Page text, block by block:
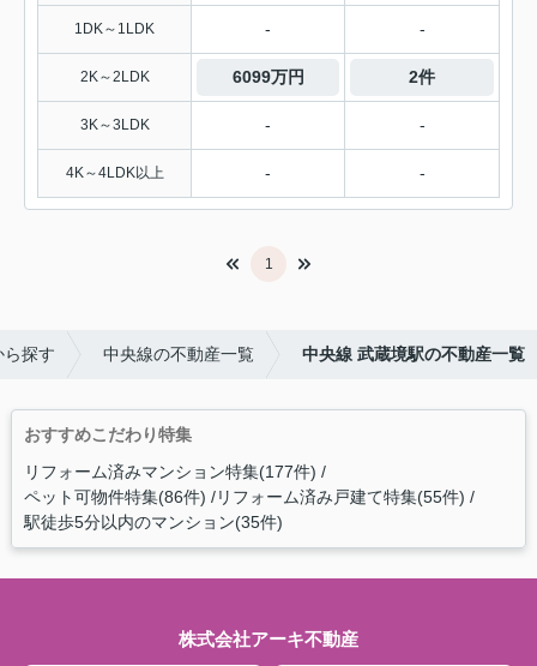
1DK～1LDK - -
2K～2LDK 6099万円 2件
3K～3LDK - -
4K～4LDK以上 - -
1
ら探す 中央線の不動産一覧 中央線 武蔵境駅の不動産一覧
おすすめこだわり特集
リフォーム済みマンション特集(177件)
ペット可物件特集(86件) リフォーム済み戸建て特集(55件)
駅徒歩5分以内のマンション(35件)
株式会社アーキ不動産